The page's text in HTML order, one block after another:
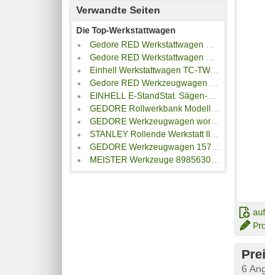
Verwandte Seiten
Die Top-Werkstattwagen
Gedore RED Werkstattwagen Mechanic mit 6 Schubladen
Gedore RED Werkstattwagen Mechanic Plus mit 6 Schubladen
Einhell Werkstattwagen TC-TW 150
Gedore RED Werkzeugwagen BlackMECHANIC Impuls 6 Schubladen
EINHELL E-StandStat. Sägen-Zubehör
GEDORE Rollwerkbank Modell 1504 0511 mit 7 Schubladen
GEDORE Werkzeugwagen workster smartline
STANLEY Rollende Werkstatt II schwarz
GEDORE Werkzeugwagen 1578 mit 6 Schubladen
MEISTER Werkzeuge 8985630 Plattformwagen klappbar, mit Ablagefach Stahl Traglast (max.): 300kg
6